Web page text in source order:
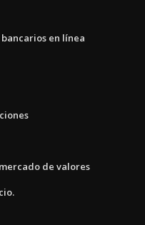
en línea
de valores